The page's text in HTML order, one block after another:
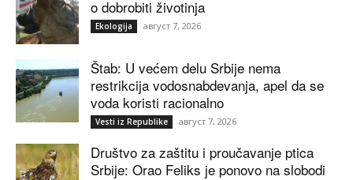
o dobrobiti životinja
Ekologija август 7, 2026
Štab: U većem delu Srbije nema
restrikcija vodosnabdevanja, apel da se
voda koristi racionalno
Vesti iz Republike август 7, 2026
Društvo za zaštitu i proučavanje ptica
Srbije: Orao Feliks je ponovo na slobodi